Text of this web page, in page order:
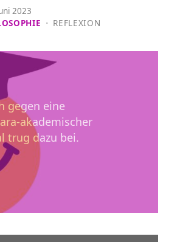
gegen eine
akademischer
trug dazu bei.
2023
⋅ REFLEXION